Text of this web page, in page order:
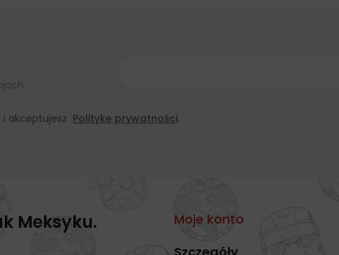
akceptujesz Politykę prywatności.
Meksyku.
Moje konto